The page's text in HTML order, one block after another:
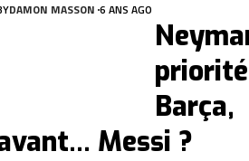
DAMON MASSON 6 ANS AGO
Barça,
Messi ?